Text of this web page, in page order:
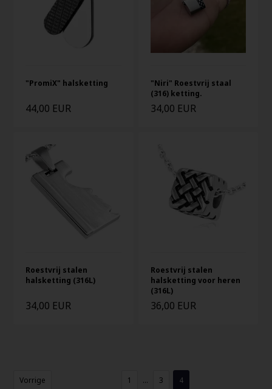
"PromiX" halsketting
44,00 EUR
"Niri" Roestvrij staal
(316) ketting.
34,00 EUR
Roestvrij stalen
halsketting (316L)
34,00 EUR
Roestvrij stalen
halsketting voor heren
(316L)
36,00 EUR
Vorrige 1 ... 3 4